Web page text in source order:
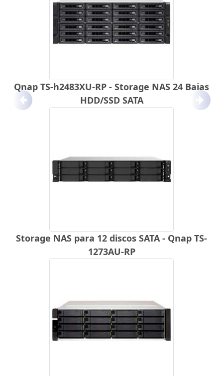
Qnap TS-h2483XU-RP - Storage NAS 24 Baias
HDD/SSD SATA
Storage NAS para 12 discos SATA - Qnap TS-
1273AU-RP
Anterior